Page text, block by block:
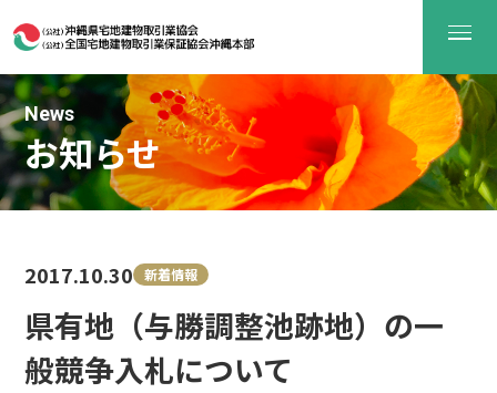
News
お知らせ
県有地（与勝調整池跡地）の一
般競争入札について
2017.10.30 新着情報